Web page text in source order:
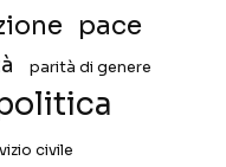
pace
parità di genere
civile